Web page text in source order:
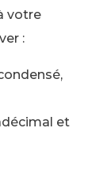
votre
:
et